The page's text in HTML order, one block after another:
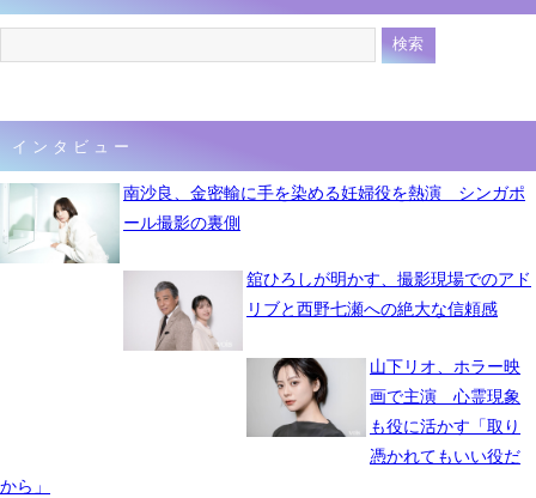
インタビュー
南沙良、金密輸に手を染める妊婦役を熱演 シンガポ
ール撮影の裏側
舘ひろしが明かす、撮影現場でのアド
リブと西野七瀬への絶大な信頼感
山下リオ、ホラー映
画で主演 心霊現象
も役に活かす「取り
憑かれてもいい役だ
から」